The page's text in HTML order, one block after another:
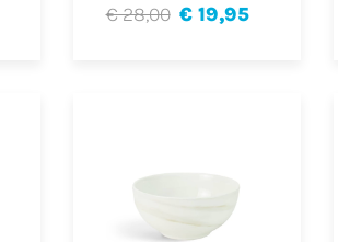
€ 28,00 € 19,95